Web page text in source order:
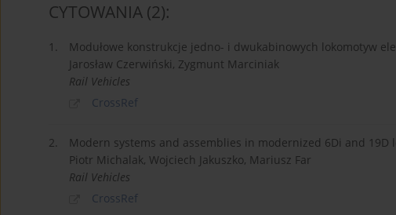
CYTOWANIA (2):
1.
Modułowe konstrukcje jedno- i dwukabinowych lokomotyw
Jarosław Czerwiński, Zygmunt Marciniak
Rail Vehicles
CrossRef
2.
Modern systems and assemblies in modernized 6Di and 19D
Piotr Michalak, Wojciech Jakuszko, Mariusz Far
Rail Vehicles
CrossRef